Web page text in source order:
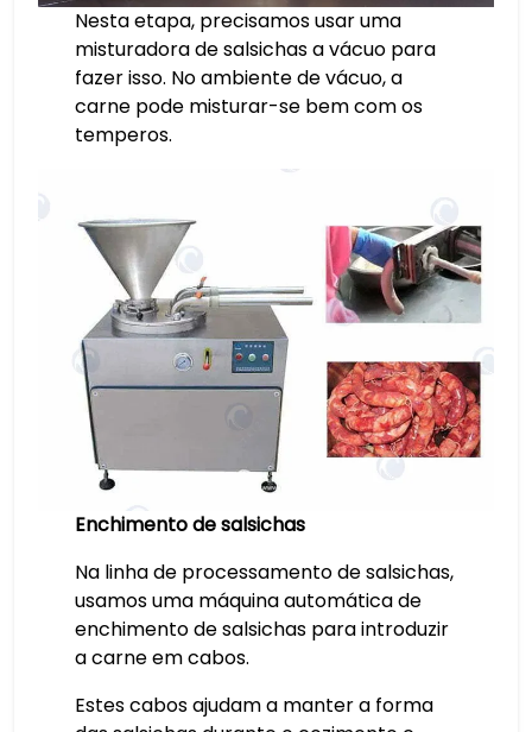
Nesta etapa, precisamos usar uma
misturadora de salsichas a vácuo para
fazer isso. No ambiente de vácuo, a
carne pode misturar-se bem com os
temperos.
Enchimento de salsichas
Na linha de processamento de salsichas,
usamos uma máquina automática de
enchimento de salsichas para introduzir
a carne em cabos.
Estes cabos ajudam a manter a forma